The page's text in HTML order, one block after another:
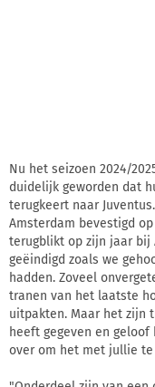
Nu het seizoen 2024/
duidelijk geworden dat
terugkeert naar
Amsterdam bevestigd
terugblikt op zijn jaar bij
geëindigd zoals we
hadden. Zoveel
tranen van het laatste
uitpakten. Maar het zijn
heeft gegeven en
over om het met jullie te